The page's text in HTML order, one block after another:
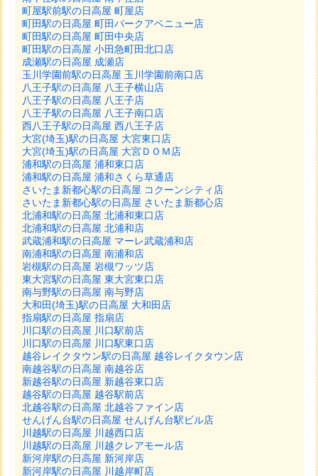
町屋駅前駅の日高屋 町屋店
町田駅の日高屋 町田パークアベニュー店
町田駅の日高屋 町田中央店
町田駅の日高屋 小田急町田北口店
成瀬駅の日高屋 成瀬店
玉川学園前駅の日高屋 玉川学園前南口店
八王子駅の日高屋 八王子横山店
八王子駅の日高屋 八王子店
八王子駅の日高屋 八王子南口店
西八王子駅の日高屋 西八王子店
大宮(埼玉)駅の日高屋 大宮東口店
大宮(埼玉)駅の日高屋 大宮ＤＯＭ店
浦和駅の日高屋 浦和東口店
浦和駅の日高屋 浦和さくら草通店
さいたま新都心駅の日高屋 コクーンシティ店
さいたま新都心駅の日高屋 さいたま新都心店
北浦和駅の日高屋 北浦和東口店
北浦和駅の日高屋 北浦和店
武蔵浦和駅の日高屋 マーレ武蔵浦和店
南浦和駅の日高屋 南浦和店
岩槻駅の日高屋 岩槻ワッツ店
東大宮駅の日高屋 東大宮東口店
南与野駅の日高屋 南与野店
大和田(埼玉)駅の日高屋 大和田店
指扇駅の日高屋 指扇店
川口駅の日高屋 川口駅前店
川口駅の日高屋 川口駅東口店
越谷レイクタウン駅の日高屋 越谷レイクタウン店
南越谷駅の日高屋 南越谷店
新越谷駅の日高屋 新越谷東口店
越谷駅の日高屋 越谷駅前店
北越谷駅の日高屋 北越谷ファイン店
せんげん台駅の日高屋 せんげん台駅ビル店
川越駅の日高屋 川越西口店
川越駅の日高屋 川越クレアモール店
新河岸駅の日高屋 新河岸店
新河岸駅の日高屋 川越岸町店